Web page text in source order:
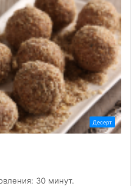
Десерт
30 минут.